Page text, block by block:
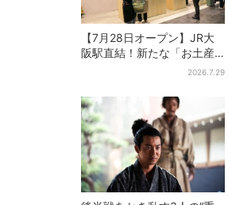
【7月28日オープン】JR大
阪駅直結！新たな「お土産
ショップ」、銘菓バラ売り
2026.7.29